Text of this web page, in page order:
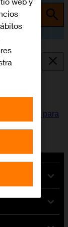
necesario
instalar
el móvil para